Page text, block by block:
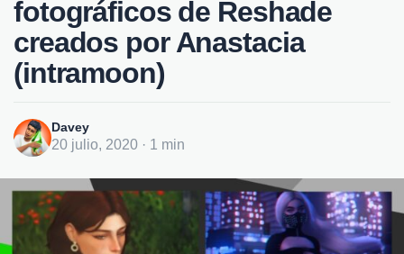
fotográficos de Reshade
creados por Anastacia
(intramoon)
Davey
20 julio, 2020 · 1 min